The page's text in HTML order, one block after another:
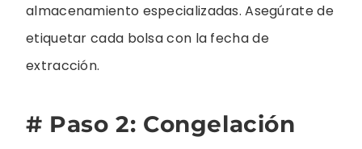
almacenamiento especializadas. Asegúrate de
etiquetar cada bolsa con la fecha de
extracción.
# Paso 2: Congelación